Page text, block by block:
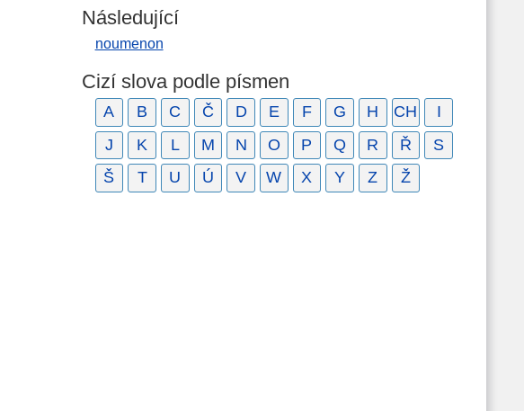
Následující
noumenon
Cizí slova podle písmen
A B C Č D E F G H CH
I
J
K L M N O P Q R Ř
S
Š
T U Ú V W X Y Z Ž